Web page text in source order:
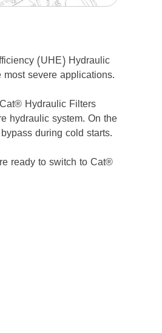
(UHE) Hydraulic
severe applications.
Hydraulic Filters
hydraulic system. On the
during cold starts.
ready to switch to Cat®